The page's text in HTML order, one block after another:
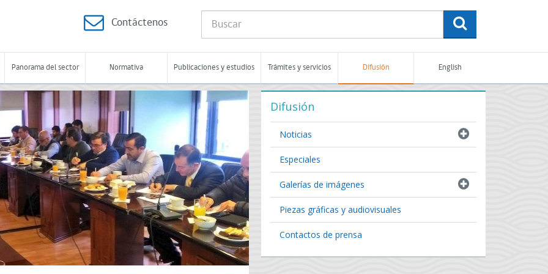
Contáctenos
Panorama del sector Normativa Publicaciones y estudios Trámites y servicios Difusión English
Difusión
Noticias
Especiales
Galerías de imágenes
Piezas gráficas y audiovisuales
Contactos de prensa